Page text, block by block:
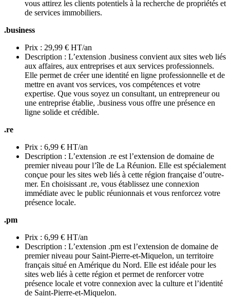
vous attirez les clients potentiels à la recherche de propriétés et
de services immobiliers.
.business
Prix : 29,99 € HT/an
Description : L’extension .business convient aux sites web liés
aux affaires, aux entreprises et aux services professionnels.
Elle permet de créer une identité en ligne professionnelle et de
mettre en avant vos services, vos compétences et votre
expertise. Que vous soyez un consultant, un entrepreneur ou
une entreprise établie, .business vous offre une présence en
ligne solide et crédible.
.re
Prix : 6,99 € HT/an
Description : L’extension .re est l’extension de domaine de
premier niveau pour l’île de La Réunion. Elle est spécialement
conçue pour les sites web liés à cette région française d’outre-
mer. En choisissant .re, vous établissez une connexion
immédiate avec le public réunionnais et vous renforcez votre
présence locale.
.pm
Prix : 6,99 € HT/an
Description : L’extension .pm est l’extension de domaine de
premier niveau pour Saint-Pierre-et-Miquelon, un territoire
français situé en Amérique du Nord. Elle est idéale pour les
sites web liés à cette région et permet de renforcer votre
présence locale et votre connexion avec la culture et l’identité
de Saint-Pierre-et-Miquelon.